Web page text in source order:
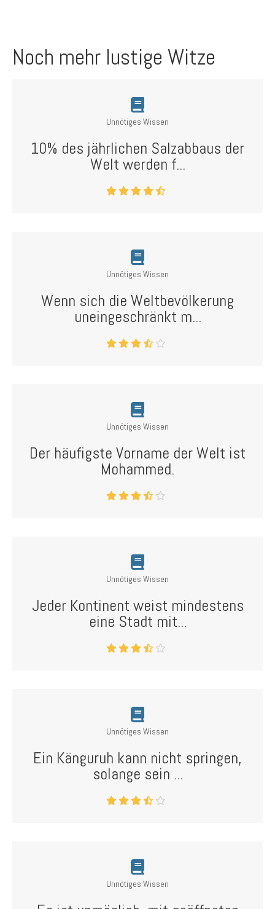
Noch mehr lustige Witze
Unnötiges Wissen
10% des jährlichen Salzabbaus der
Welt werden f...
Unnötiges Wissen
Wenn sich die Weltbevölkerung
uneingeschränkt m...
Unnötiges Wissen
Der häufigste Vorname der Welt ist
Mohammed.
Unnötiges Wissen
Jeder Kontinent weist mindestens
eine Stadt mit...
Unnötiges Wissen
Ein Känguruh kann nicht springen,
solange sein ...
Unnötiges Wissen